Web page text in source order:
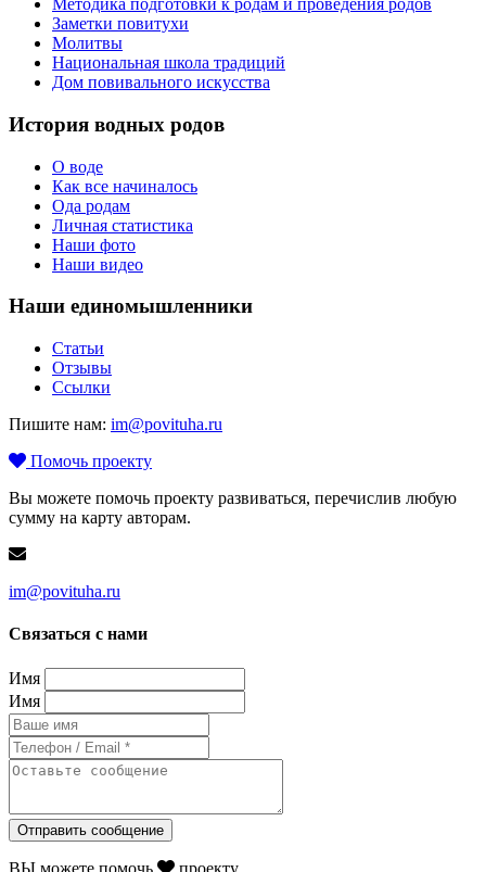
Методика подготовки к родам и проведения родов
Заметки повитухи
Молитвы
Национальная школа традиций
Дом повивального искусства
История водных родов
О воде
Как все начиналось
Ода родам
Личная статистика
Наши фото
Наши видео
Наши единомышленники
Статьи
Отзывы
Ссылки
Пишите нам: im@povituha.ru
Помочь проекту
Вы можете помочь проекту развиваться, перечислив любую
сумму на карту авторам.
im@povituha.ru
Связаться с нами
Имя
Имя
Отправить сообщение
ВЫ можете помочь проекту